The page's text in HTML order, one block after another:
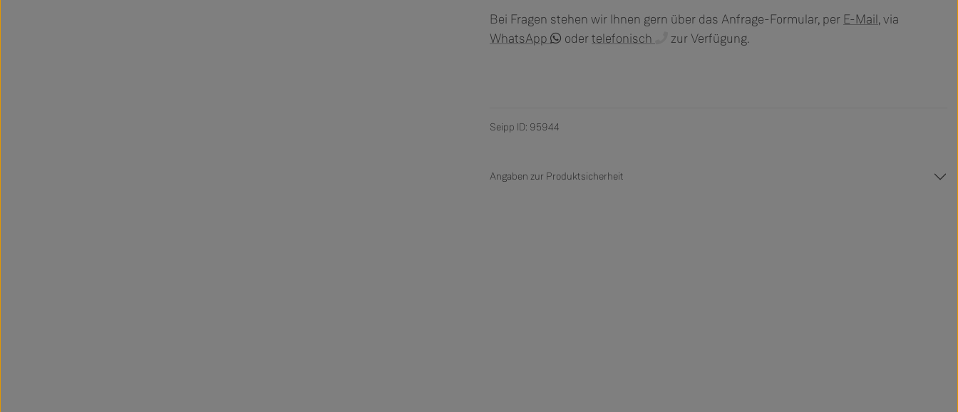
Bei Fragen stehen wir Ihnen gern über das Anfrage-Formular, per E-Mail, via
WhatsApp
odertelefonisch zur Verfügung.
Seipp ID: 95944
Angaben zur Produktsicherheit